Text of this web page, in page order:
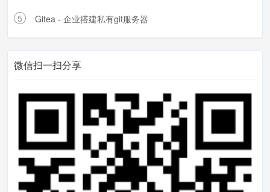
设置PAM
## 内容全部替换为如下
#%PAM-1.0
auth required pam_userdb .so db =/e
tc/vsftpd/ vuser
5 Gitea - 企业搭建私有git服务器
微信扫一扫分享